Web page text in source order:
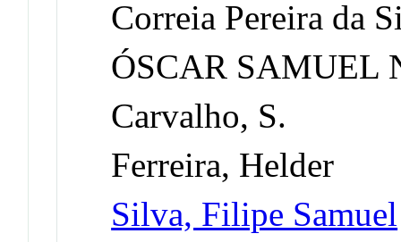
Correia Pereira da
ÓSCAR SAMUEL
Carvalho, S.
Ferreira, Helder
Silva, Filipe Samuel